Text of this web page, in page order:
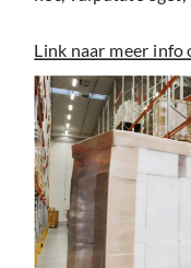
Link naar meer info